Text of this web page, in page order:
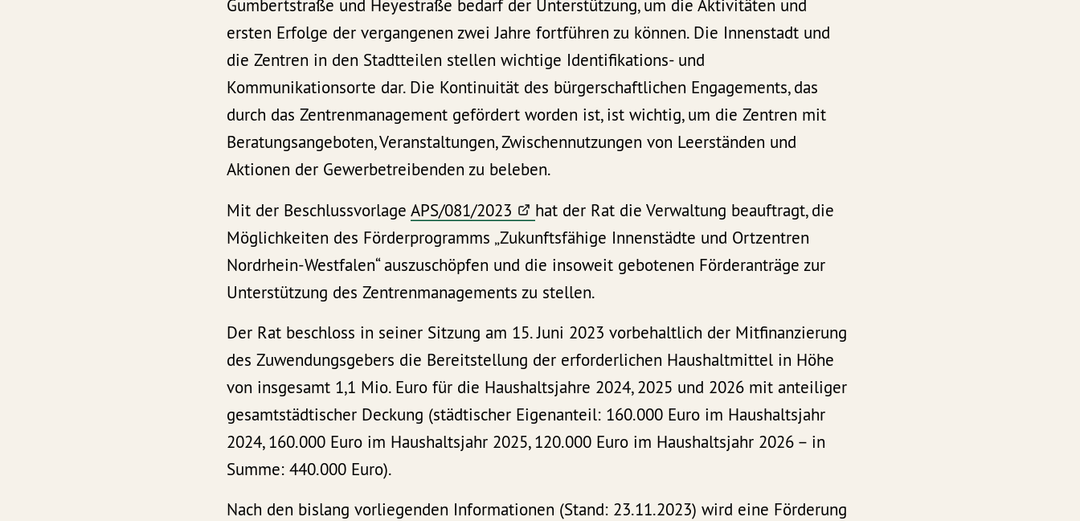
Gumbertstraße und Heyestraße bedarf der Unterstützung, um die Aktivitäten und
ersten Erfolge der vergangenen zwei Jahre fortführen zu können. Die Innenstadt und
die Zentren in den Stadtteilen stellen wichtige Identifikations- und
Kommunikationsorte dar. Die Kontinuität des bürgerschaftlichen Engagements, das
durch das Zentrenmanagement gefördert worden ist, ist wichtig, um die Zentren mit
Beratungsangeboten, Veranstaltungen, Zwischennutzungen von Leerständen und
Aktionen der Gewerbetreibenden zu beleben.
Mit der BeschlussvorlageAPS/081/2023
hat der Rat die Verwaltung beauftragt, die
Möglichkeiten des Förderprogramms „Zukunftsfähige Innenstädte und Ortzentren
Nordrhein-Westfalen“ auszuschöpfen und die insoweit gebotenen Förderanträge zur
Unterstützung des Zentrenmanagements zu stellen.
Der Rat beschloss in seiner Sitzung am 15. Juni 2023 vorbehaltlich der Mitfinanzierung
des Zuwendungsgebers die Bereitstellung der erforderlichen Haushaltmittel in Höhe
von insgesamt 1,1 Mio. Euro für die Haushaltsjahre 2024, 2025 und 2026 mit anteiliger
gesamtstädtischer Deckung (städtischer Eigenanteil: 160.000 Euro im Haushaltsjahr
2024, 160.000 Euro im Haushaltsjahr 2025, 120.000 Euro im Haushaltsjahr 2026 – in
Summe: 440.000 Euro).
Nach den bislang vorliegenden Informationen (Stand: 23.11.2023) wird eine Förderung